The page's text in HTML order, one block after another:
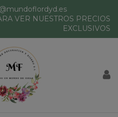
VER NUESTROS PRECIOS
EXCLUSIVOS